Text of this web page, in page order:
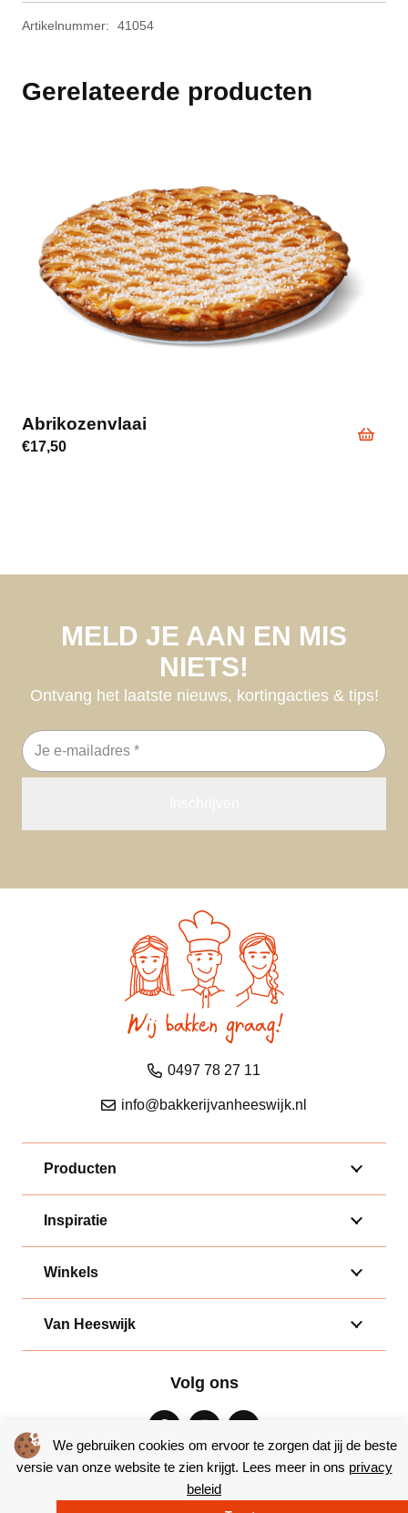
We gebruiken cookies om ervoor te zorgen dat jij de beste
versie van onze website te zien krijgt. Lees meer in ons privacy
beleid
Artikelnummer: 41054
Gerelateerde producten
Abrikozenvlaai
€17,50
MELD JE AAN EN MIS
NIETS!
Ontvang het laatste nieuws, kortingacties & tips!
E-
mailadres
0497 78 27 11
info@bakkerijvanheeswijk.nl
Producten
Inspiratie
Winkels
Van Heeswijk
Volg ons